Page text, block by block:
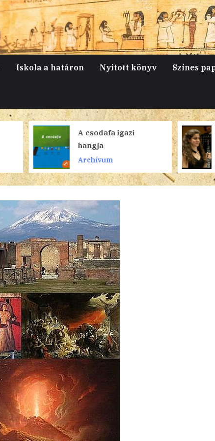
Iskola a határon Nyitott könyv Színes
A csodafa igazi
hangja
Archívum
Ciprus és
Archívum